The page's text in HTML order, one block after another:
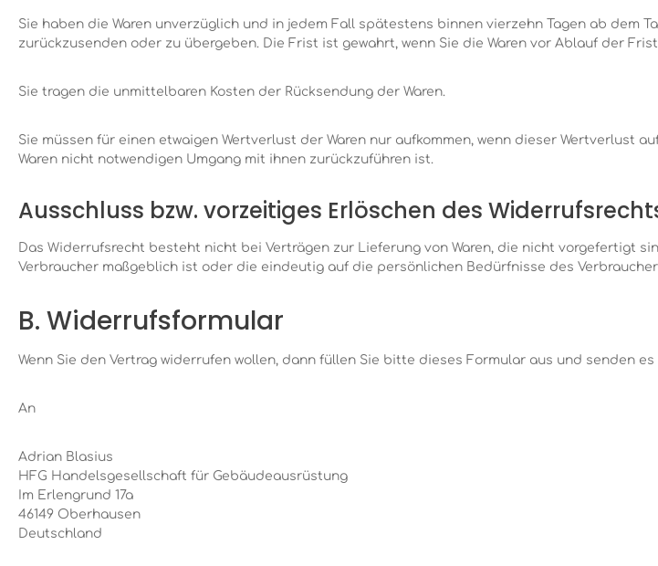
Sie haben die Waren unverzüglich und in jedem Fall spätestens binnen vierzehn Tagen ab dem
zurückzusenden oder zu übergeben. Die Frist ist gewahrt, wenn Sie die Waren vor Ablauf der
Sie tragen die unmittelbaren Kosten der Rücksendung der Waren.
Sie müssen für einen etwaigen Wertverlust der Waren nur aufkommen, wenn dieser Wertverlust
Waren nicht notwendigen Umgang mit ihnen zurückzuführen ist.
Ausschluss bzw. vorzeitiges Erlöschen des
Das Widerrufsrecht besteht nicht bei Verträgen zur Lieferung von Waren, die nicht vorgefertigt
Verbraucher maßgeblich ist oder die eindeutig auf die persönlichen Bedürfnisse des
B. Widerrufsformular
Wenn Sie den Vertrag widerrufen wollen, dann füllen Sie bitte dieses Formular aus und senden es
An
Adrian Blasius
HFG Handelsgesellschaft für Gebäudeausrüstung
Im Erlengrund 17a
46149 Oberhausen
Deutschland